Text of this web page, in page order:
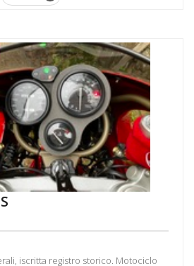
iscritta registro storico. Motociclo